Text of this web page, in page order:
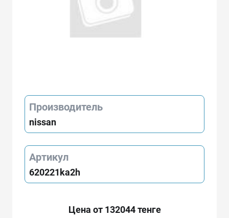
Производитель
nissan
Артикул
620221ka2h
Цена от 132044 тенге